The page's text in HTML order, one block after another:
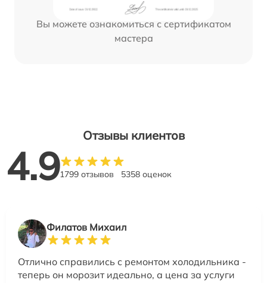
Вы можете ознакомиться с сертификатом
мастера
Отзывы клиентов
4.91799 отзывов 5358 оценок
Филатов Михаил
Отлично справились с ремонтом холодильника -
теперь он морозит идеально, а цена за услуги